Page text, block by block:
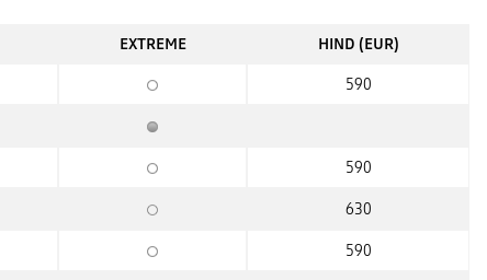
EXTREME
HIND (EUR)
590
590
630
590